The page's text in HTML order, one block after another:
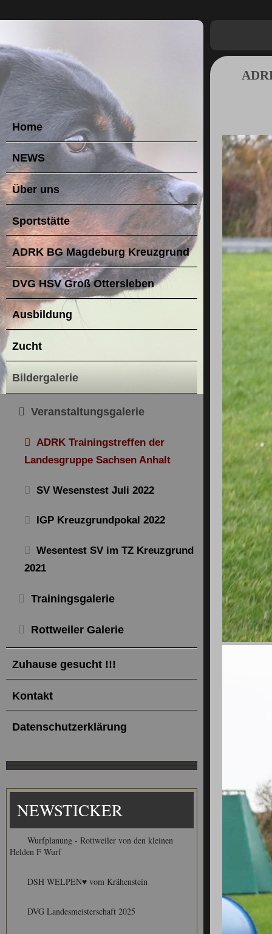
Home
NEWS
Über uns
Sportstätte
ADRK BG Magdeburg Kreuzgrund
DVG HSV Groß Ottersleben
Ausbildung
Zucht
Bildergalerie
Veranstaltungsgalerie
ADRK Trainingstreffen der
Landesgruppe Sachsen Anhalt
SV Wesenstest Juli 2022
IGP Kreuzgrundpokal 2022
Wesentest SV im TZ Kreuzgrund
2021
Trainingsgalerie
Rottweiler Galerie
Zuhause gesucht !!!
Kontakt
Datenschutzerklärung
NEWSTICKER
Wurfplanung - Rottweiler von den kleinen
Helden F Wurf
DSH WELPEN♥ vom Krähenstein
DVG Landesmeisterschaft 2025